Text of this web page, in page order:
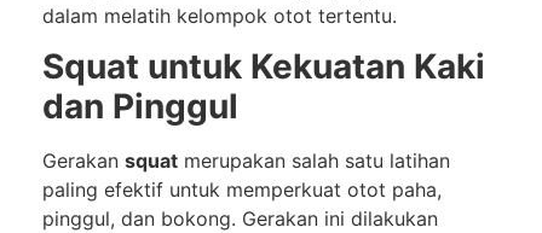
dalam melatih kelompok otot tertentu.
Squat untuk Kekuatan Kaki
dan Pinggul
Gerakan squat merupakan salah satu latihan
paling efektif untuk memperkuat otot paha,
pinggul, dan bokong. Gerakan ini dilakukan